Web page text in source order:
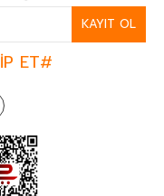
KAYIT OL
ET#